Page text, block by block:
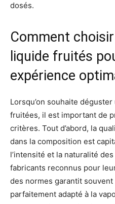
dosés.
Comment
liquide fruités
expérience
Lorsqu’on souhaite
fruitées, il est important de
critères. Tout d’abord, la
dans la composition est
l’intensité et la naturalité
fabricants reconnus pour
des normes garantit
parfaitement adapté à la